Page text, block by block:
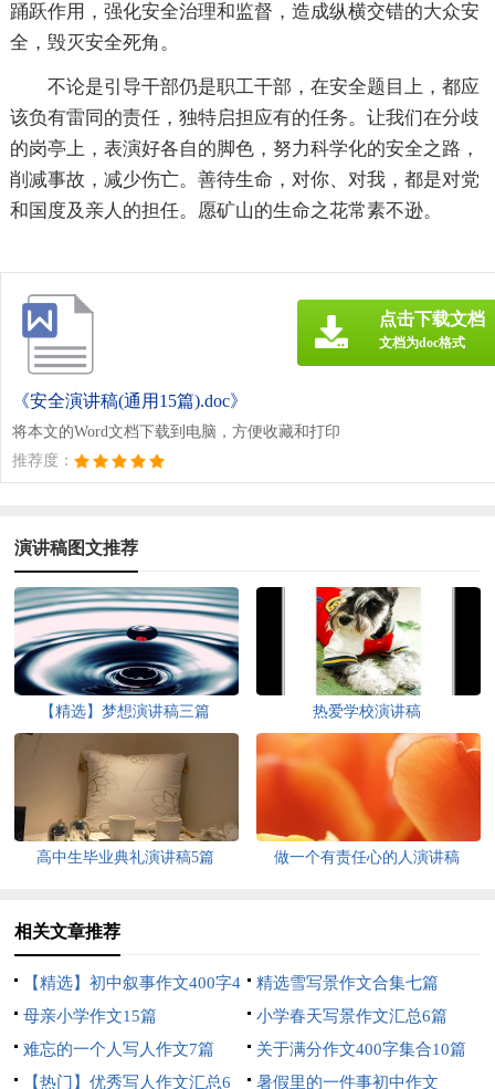
踊跃作用，强化安全治理和监督，造成纵横交错的大众安
全，毁灭安全死角。
不论是引导干部仍是职工干部，在安全题目上，都应
该负有雷同的责任，独特启担应有的任务。让我们在分歧
的岗亭上，表演好各自的脚色，努力科学化的安全之路，
削减事故，减少伤亡。善待生命，对你、对我，都是对党
和国度及亲人的担任。愿矿山的生命之花常素不逊。
《安全演讲稿(通用15篇).doc》
将本文的Word文档下载到电脑，方便收藏和打印
推荐度：
点击下载文档
文档为doc格式
演讲稿图文推荐
【精选】梦想演讲稿三篇 热爱学校演讲稿
高中生毕业典礼演讲稿5篇 做一个有责任心的人演讲稿
相关文章推荐
【精选】初中叙事作文400字4
篇
精选雪写景作文合集七篇
母亲小学作文15篇
小学春天写景作文汇总6篇
难忘的一个人写人作文7篇
关于满分作文400字集合10篇
【热门】优秀写人作文汇总6
暑假里的一件事初中作文